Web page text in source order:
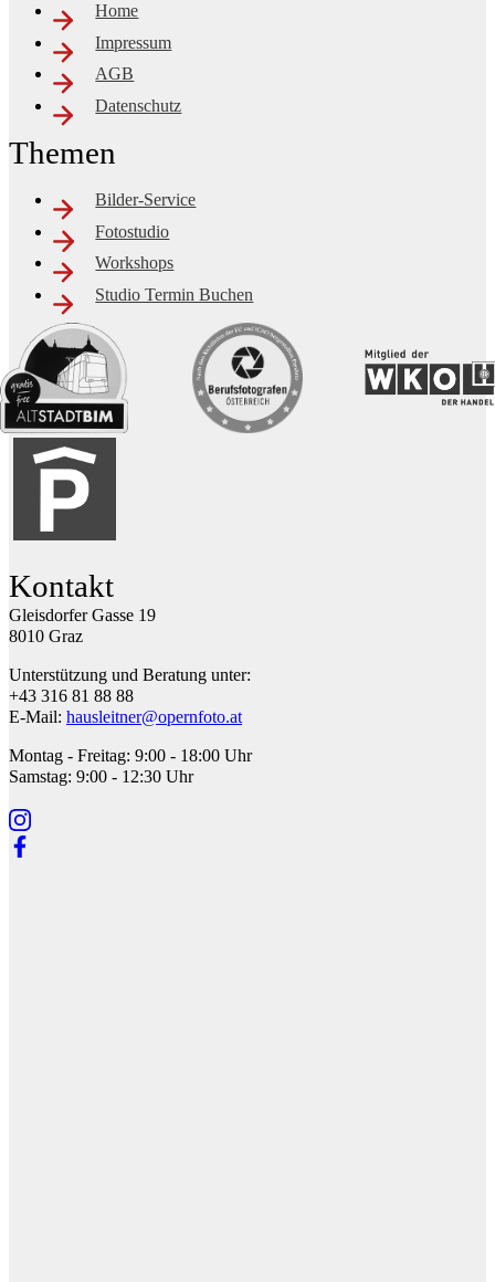
Home
Impressum
AGB
Datenschutz
Themen
Bilder-Service
Fotostudio
Workshops
Studio Termin Buchen
Kontakt
Gleisdorfer Gasse 19
8010 Graz
Unterstützung und Beratung unter:
+43 316 81 88 88
E-Mail: hausleitner@opernfoto.at
Montag - Freitag: 9:00 - 18:00 Uhr
Samstag: 9:00 - 12:30 Uhr